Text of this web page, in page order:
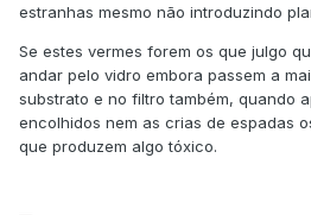
estranhas mesmo não introduzindo
Se estes vermes forem os que julgo
andar pelo vidro embora passem a
substrato e no filtro também, quando
encolhidos nem as crias de espadas
que produzem algo tóxico.